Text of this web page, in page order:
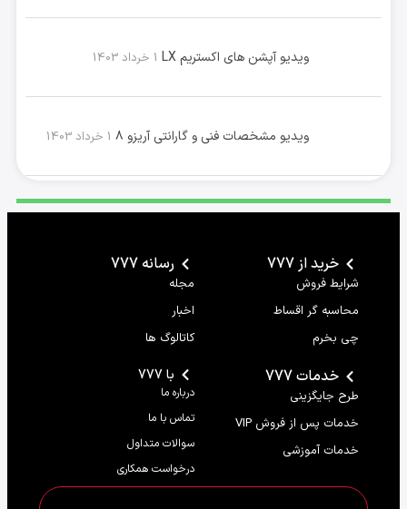
ویدیو آپشن های اکستریم LX 1 خرداد 1403
ویدیو مشخصات فنی و گارانتی آریزو ۸ 1 خرداد 1403
خرید از 777
شرایط فروش
محاسبه گر اقساط
چی بخرم
رسانه 777
مجله
اخبار
کاتالوگ ها
خدمات 777
طرح جایگزینی
خدمات پس از فروش VIP
خدمات آموزشی
با 777
درباره ما
تماس با ما
سوالات متداول
درخواست همکاری